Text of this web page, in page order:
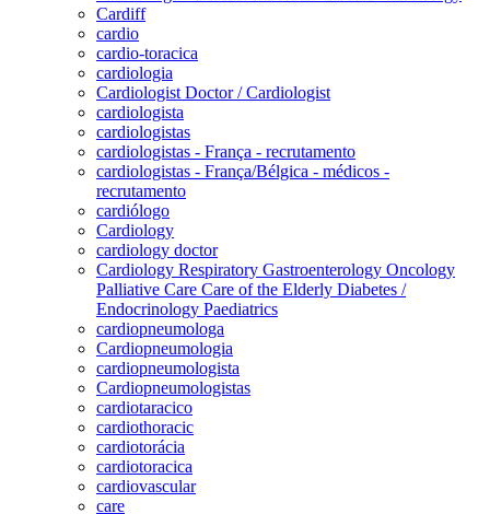
Cardiff
cardio
cardio-toracica
cardiologia
Cardiologist Doctor / Cardiologist
cardiologista
cardiologistas
cardiologistas - França - recrutamento
cardiologistas - França/Bélgica - médicos -
recrutamento
cardiólogo
Cardiology
cardiology doctor
Cardiology Respiratory Gastroenterology Oncology
Palliative Care Care of the Elderly Diabetes /
Endocrinology Paediatrics
cardiopneumologa
Cardiopneumologia
cardiopneumologista
Cardiopneumologistas
cardiotaracico
cardiothoracic
cardiotorácia
cardiotoracica
cardiovascular
care